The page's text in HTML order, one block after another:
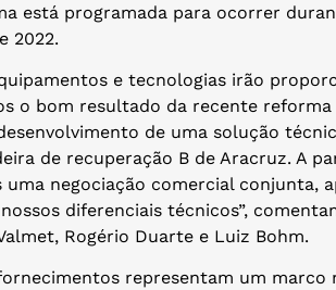
está programada para ocorrer
2022.
e tecnologias irão
o bom resultado da recente
de uma solução
de recuperação B de Aracruz. A
uma negociação comercial conjunta,
diferenciais técnicos”,
Rogério Duarte e Luiz Bohm.
representam um